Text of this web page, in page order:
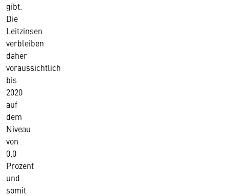
gibt.
Die
Leitzinsen
verbleiben
daher
voraussichtlich
bis
2020
auf
dem
Niveau
von
0,0
Prozent
und
somit